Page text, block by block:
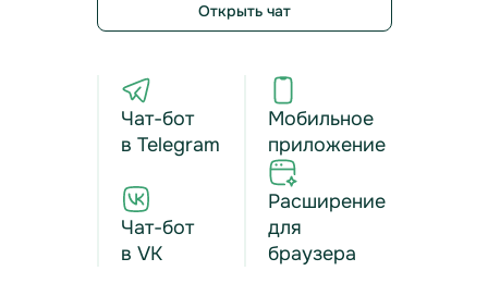
Открыть чат
Чат-бот
в Telegram
Чат-бот
в VK
Мобильное
приложение
Расширение
для
браузера